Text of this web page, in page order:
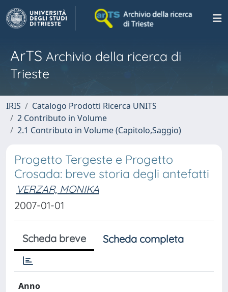
ArTS Archivio della ricerca di
Trieste
IRIS
Catalogo Prodotti Ricerca UNITS
2 Contributo in Volume
2.1 Contributo in Volume (Capitolo,Saggio)
Progetto Tergeste e Progetto
Crosada: breve storia degli antefatti
VERZAR, MONIKA
2007-01-01
Scheda breve Scheda completa
Anno